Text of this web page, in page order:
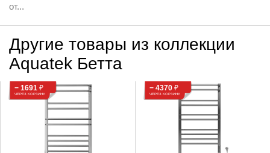
от...
Другие товары из коллекции
Aquatek Бетта
− 1691 ₽
ЧЕРЕЗ КОРЗИНУ
− 4370 ₽
ЧЕРЕЗ КОРЗИНУ